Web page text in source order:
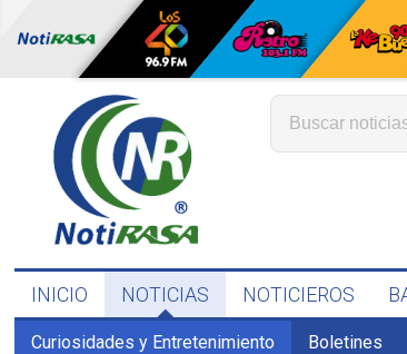
INICIO NOTICIAS NOTICIEROS
Curiosidades y Entretenimiento Boletines